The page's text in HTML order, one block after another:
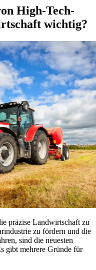
High-Tech-
wichtig?
präzise Landwirtschaft zu
zu fördern und die
sind die neuesten
gibt mehrere Gründe für